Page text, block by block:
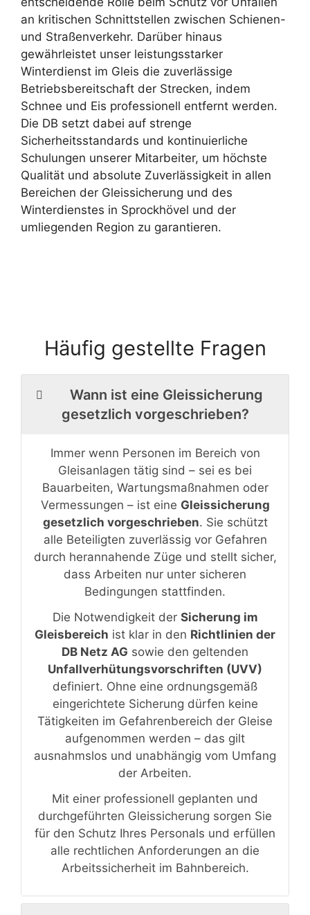
an kritischen Schnittstellen zwischen Schienen-
und Straßenverkehr. Darüber hinaus
gewährleistet unser leistungsstarker
Winterdienst im Gleis die zuverlässige
Betriebsbereitschaft der Strecken, indem
Schnee und Eis professionell entfernt werden.
Die DB setzt dabei auf strenge
Sicherheitsstandards und kontinuierliche
Schulungen unserer Mitarbeiter, um höchste
Qualität und absolute Zuverlässigkeit in allen
Bereichen der Gleissicherung und des
Winterdienstes in Sprockhövel und der
umliegenden Region zu garantieren.
Häufig gestellte Fragen
Wann ist eine Gleissicherung
gesetzlich vorgeschrieben?
Immer wenn Personen im Bereich von
Gleisanlagen tätig sind – sei es bei
Bauarbeiten, Wartungsmaßnahmen oder
Vermessungen – ist eine Gleissicherung
gesetzlich vorgeschrieben. Sie schützt
alle Beteiligten zuverlässig vor Gefahren
durch herannahende Züge und stellt sicher,
dass Arbeiten nur unter sicheren
Bedingungen stattfinden.
Die Notwendigkeit der Sicherung im
Gleisbereich ist klar in den Richtlinien der
DB Netz AG sowie den geltenden
Unfallverhütungsvorschriften (UVV)
definiert. Ohne eine ordnungsgemäß
eingerichtete Sicherung dürfen keine
Tätigkeiten im Gefahrenbereich der Gleise
aufgenommen werden – das gilt
ausnahmslos und unabhängig vom Umfang
der Arbeiten.
Mit einer professionell geplanten und
durchgeführten Gleissicherung sorgen Sie
für den Schutz Ihres Personals und erfüllen
alle rechtlichen Anforderungen an die
Arbeitssicherheit im Bahnbereich.